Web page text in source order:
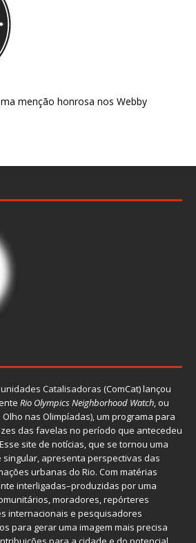
menção honrosa nos Webby
Catalisadoras (ComCat) lançou
Rio Olympics Neighborhood Watch, ou
nas Olimpíadas), um programa para
das favelas no período que antecedeu
site de notícias, que se tornou uma
apresenta perspectivas das
urbanas do Rio. Com matérias
interligadas–produzidas por uma
moradores, repórteres
internacionais e pesquisadores
para gerar uma imagem mais precisa